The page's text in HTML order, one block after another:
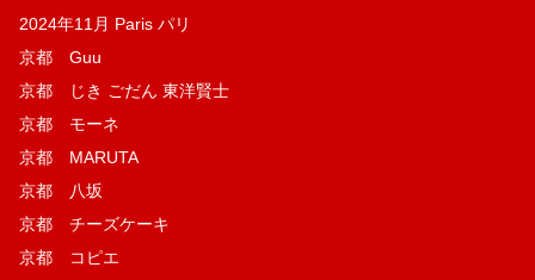
2024年11月 Paris パリ
京都 Guu
京都 じき ごだん 東洋賢士
京都 モーネ
京都 MARUTA
京都 八坂
京都 チーズケーキ
京都 コピエ